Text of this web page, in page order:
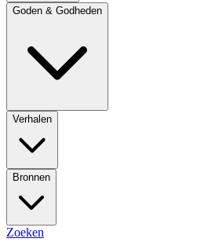
Goden & Godheden
Verhalen
Bronnen
Zoeken